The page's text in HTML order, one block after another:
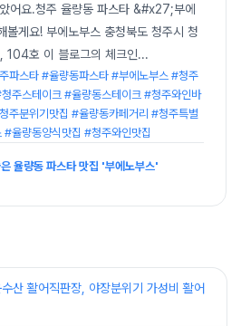
어요.청주 율량동 파스타 &#x27;부에
게요! 부에노부스 충청북도 청주시 청
호 이 블로그의 체크인...
파스타 #율량동파스타 #부에노부스 #청주
주스테이크 #율량동스테이크 #청주와인바
주분위기맛집 #율량동카페거리 #청주특별
율량동양식맛집 #청주와인맛집
율량동 파스타 맛집 '부에노부스'
산 활어직판장, 야장분위기 가성비 활어